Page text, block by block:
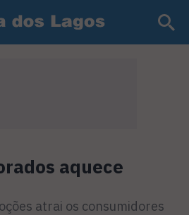
aquece
atrai os consumidores